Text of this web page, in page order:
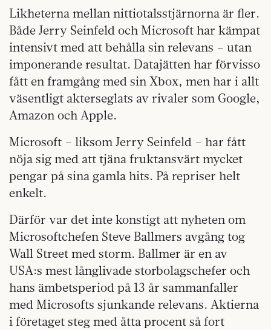
Likheterna mellan nittiotalsstjärnorna är fler.
Både Jerry Seinfeld och Microsoft har kämpat
intensivt med att behålla sin relevans – utan
imponerande resultat. Datajätten har förvisso
fått en framgång med sin Xbox, men har i allt
väsentligt akterseglats av rivaler som Google,
Amazon och Apple.
Microsoft – liksom Jerry Seinfeld – har fått
nöja sig med att tjäna fruktansvärt mycket
pengar på sina gamla hits. På repriser helt
enkelt.
Därför var det inte konstigt att nyheten om
Microsoftchefen Steve Ballmers avgång tog
Wall Street med storm. Ballmer är en av
USA:s mest långlivade storbolagschefer och
hans ämbetsperiod på 13 år sammanfaller
med Microsofts sjunkande relevans. Aktierna
i företaget steg med åtta procent så fort